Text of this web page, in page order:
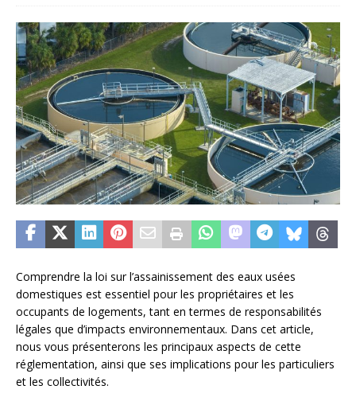
Comprendre la loi sur l’assainissement des eaux usées
domestiques est essentiel pour les propriétaires et les
occupants de logements, tant en termes de responsabilités
légales que d’impacts environnementaux. Dans cet article,
nous vous présenterons les principaux aspects de cette
réglementation, ainsi que ses implications pour les particuliers
et les collectivités.